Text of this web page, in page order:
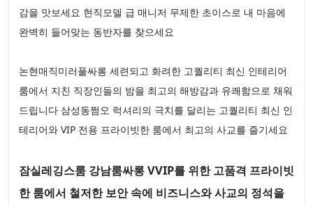
감을 맛보세요 현직모델 급 매니저 무제한 초이스로 내 마음에
완벽히 들어맞는 동반자를 찾으세요
논현매직미러풀싸롱 세련되고 화려한 고퀄리티 최신 인테리어
룸에서 지친 직장인들의 밤을 최고의 해방감과 유쾌함으로 채워
드립니다 삼성동쩜오 럭셔리의 극치를 달리는 고퀄리티 최신 인
테리어와 VIP 전용 프라이빗한 룸에서 최고의 사교를 즐기세요
잠실레깅스룸 강남룸싸롱 VVIP를 위한 고품격 프라이빗
한 룸에서 철저한 보안 속에 비즈니스와 사교의 정석을